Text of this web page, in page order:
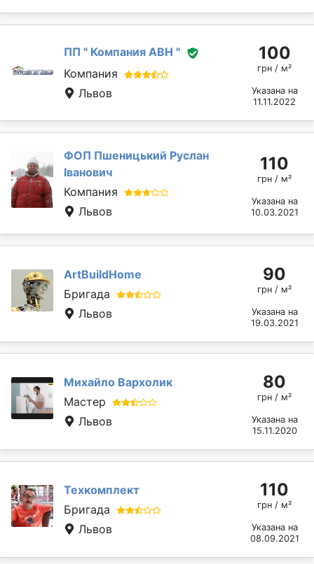
ПП " Компания АВН "
Компания
Львов
100
грн / м²
Указана на
11.11.2022
ФОП Пшеницький Руслан
Іванович
Компания
Львов
110
грн / м²
Указана на
10.03.2021
ArtBuildHome
Бригада
Львов
90
грн / м²
Указана на
19.03.2021
Михайло Вархолик
Мастер
Львов
80
грн / м²
Указана на
15.11.2020
Техкомплект
Бригада
Львов
110
грн / м²
Указана на
08.09.2021